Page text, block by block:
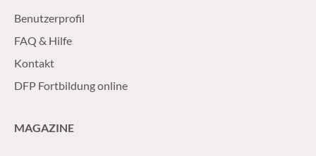
Benutzerprofil
FAQ & Hilfe
Kontakt
DFP Fortbildung online
MAGAZINE